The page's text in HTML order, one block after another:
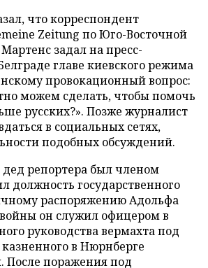
что корреспондент
Zeitung по Юго-Восточной
задал на пресс-
главе киевского режима
провокационный вопрос:
можем сделать, чтобы помочь
русских?». Позже журналист
в социальных сетях,
подобных обсуждений.
дед репортера был членом
должность государственного
распоряжению Адольфа
он служил офицером в
руководства вермахта под
в Нюрнберге
После поражения под